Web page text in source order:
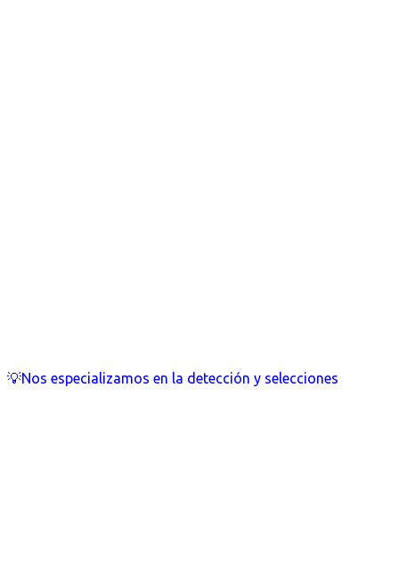
💡Nos especializamos en la detección y selecciones